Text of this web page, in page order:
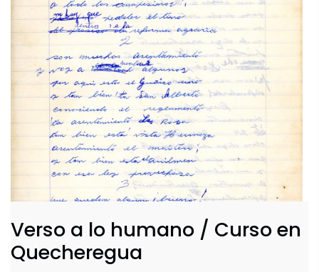
Verso a lo humano / Curso en
Quecheregua